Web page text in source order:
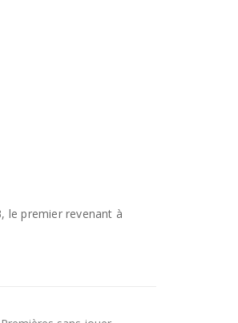
le premier revenant à